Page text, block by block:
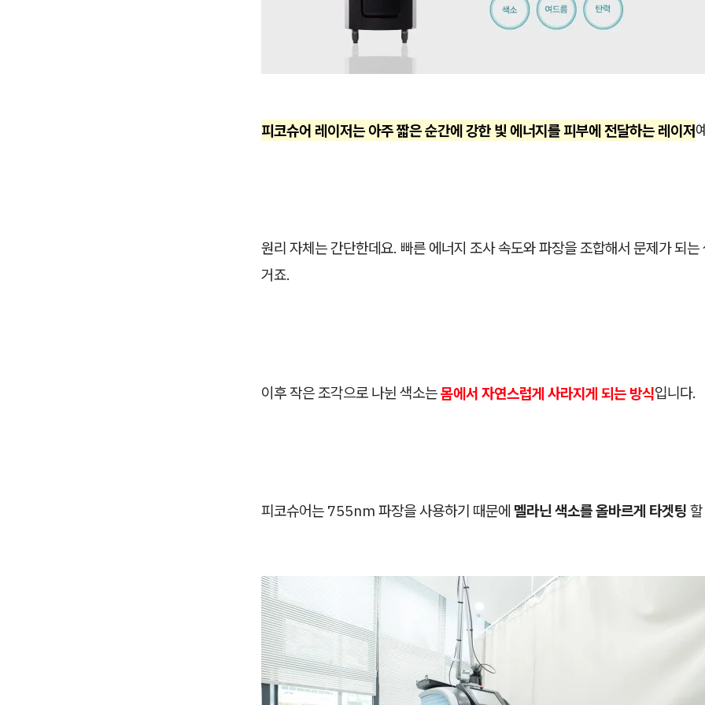
피코슈어 레이저는 아주 짧은 순간에 강한 빛 에너지를 피부에 전달하는 레이저
원리 자체는 간단한데요. 빠른 에너지 조사 속도와 파장을 조합해서 문제가 되는
거죠.
이후 작은 조각으로 나뉜 색소는몸에서 자연스럽게 사라지게 되는 방식입니다.
피코슈어는 755nm 파장을 사용하기 때문에 멜라닌 색소를 올바르게 타겟팅